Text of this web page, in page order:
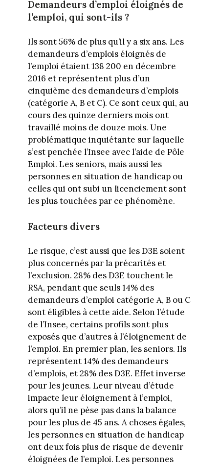
Demandeurs d’emploi éloignés de
l’emploi, qui sont-ils ?
Ils sont 56% de plus qu’il y a six ans. Les
demandeurs d’emplois éloignés de
l’emploi étaient 138 200 en décembre
2016 et représentent plus d’un
cinquième des demandeurs d’emplois
(catégorie A, B et C). Ce sont ceux qui, au
cours des quinze derniers mois ont
travaillé moins de douze mois. Une
problématique inquiétante sur laquelle
s’est penchée l’Insee avec l’aide de Pôle
Emploi. Les seniors, mais aussi les
personnes en situation de handicap ou
celles qui ont subi un licenciement sont
les plus touchées par ce phénomène.
Facteurs divers
Le risque, c’est aussi que les D3E soient
plus concernés par la précarités et
l’exclusion. 28% des D3E touchent le
RSA, pendant que seuls 14% des
demandeurs d’emploi catégorie A, B ou C
sont éligibles à cette aide. Selon l’étude
de l’Insee, certains profils sont plus
exposés que d’autres à l’éloignement de
l’emploi. En premier plan, les seniors. Ils
représentent 14% des demandeurs
d’emplois, et 28% des D3E. Effet inverse
pour les jeunes. Leur niveau d’étude
impacte leur éloignement à l’emploi,
alors qu’il ne pèse pas dans la balance
pour les plus de 45 ans. A choses égales,
les personnes en situation de handicap
ont deux fois plus de risque de devenir
éloignées de l’emploi. Les personnes